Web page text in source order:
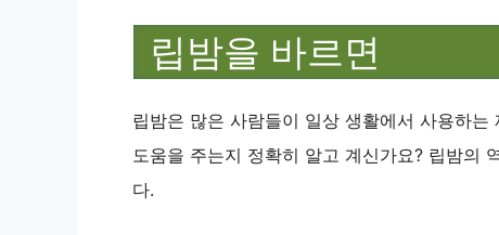
립밤을 바르면
립밤은 많은 사람들이 일상 생활에서 사용하
도움을 주는지 정확히 알고 계신가요? 립밤의
다.